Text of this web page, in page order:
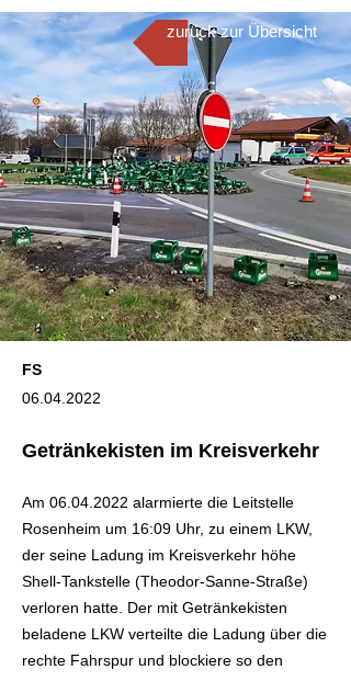
FS
06.04.2022
Getränkekisten im Kreisverkehr
Am 06.04.2022 alarmierte die Leitstelle
Rosenheim um 16:09 Uhr, zu einem LKW,
der seine Ladung im Kreisverkehr höhe
Shell-Tankstelle (Theodor-Sanne-Straße)
verloren hatte. Der mit Getränkekisten
beladene LKW verteilte die Ladung über die
rechte Fahrspur und blockiere so den
zurück zur Übersicht